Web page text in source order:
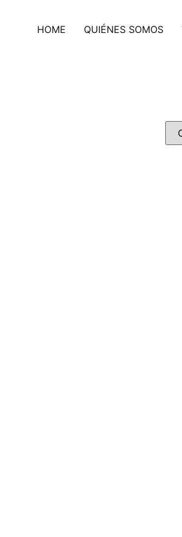
HOME QUIÉNES SOMOS